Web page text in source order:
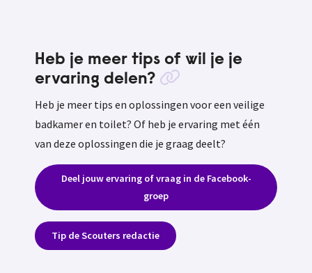
Heb je meer tips of wil je je
ervaring delen?
Heb je meer tips en oplossingen voor een veilige
badkamer en toilet? Of heb je ervaring met één
van deze oplossingen die je graag deelt?
Deel jouw ervaring of vraag in de Facebook-
groep
Tip de Scouters redactie